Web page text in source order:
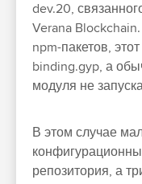
dev.20,
Verana
npm-пакетов,
binding.gyp, а
модуля не
В этом случае
репозитория, а